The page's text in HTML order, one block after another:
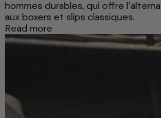
hommes durables, qui offre
aux boxers et slips classiques.
Read more